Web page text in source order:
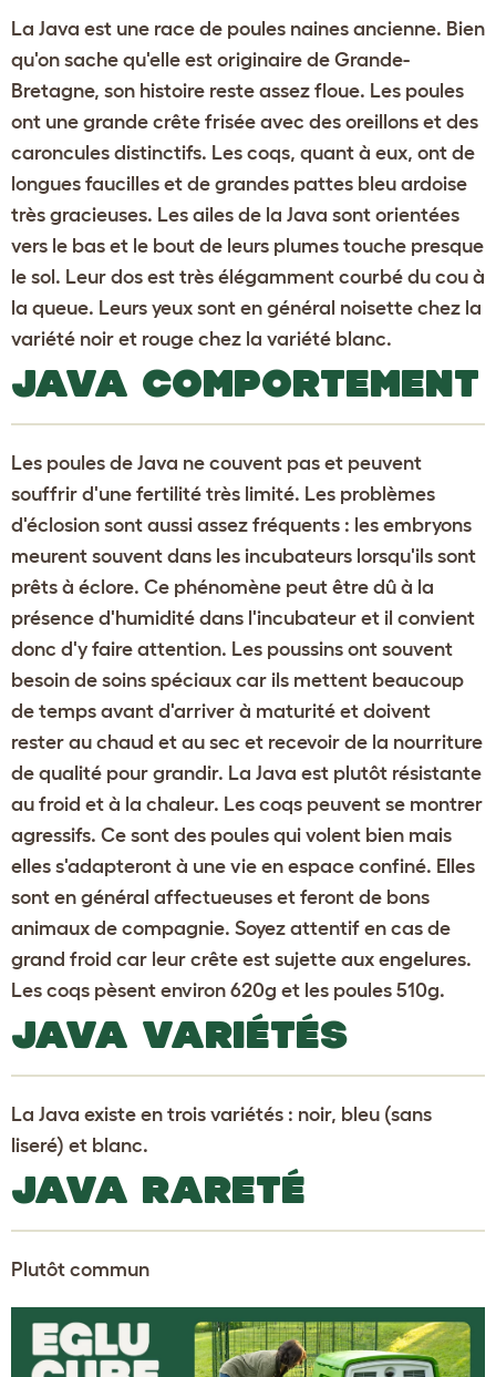
La Java est une race de poules naines ancienne. Bien
qu'on sache qu'elle est originaire de Grande-
Bretagne, son histoire reste assez floue. Les poules
ont une grande crête frisée avec des oreillons et des
caroncules distinctifs. Les coqs, quant à eux, ont de
longues faucilles et de grandes pattes bleu ardoise
très gracieuses. Les ailes de la Java sont orientées
vers le bas et le bout de leurs plumes touche presque
le sol. Leur dos est très élégamment courbé du cou à
la queue. Leurs yeux sont en général noisette chez la
variété noir et rouge chez la variété blanc.
JAVA COMPORTEMENT
Les poules de Java ne couvent pas et peuvent
souffrir d'une fertilité très limité. Les problèmes
d'éclosion sont aussi assez fréquents : les embryons
meurent souvent dans les incubateurs lorsqu'ils sont
prêts à éclore. Ce phénomène peut être dû à la
présence d'humidité dans l'incubateur et il convient
donc d'y faire attention. Les poussins ont souvent
besoin de soins spéciaux car ils mettent beaucoup
de temps avant d'arriver à maturité et doivent
rester au chaud et au sec et recevoir de la nourriture
de qualité pour grandir. La Java est plutôt résistante
au froid et à la chaleur. Les coqs peuvent se montrer
agressifs. Ce sont des poules qui volent bien mais
elles s'adapteront à une vie en espace confiné. Elles
sont en général affectueuses et feront de bons
animaux de compagnie. Soyez attentif en cas de
grand froid car leur crête est sujette aux engelures.
Les coqs pèsent environ 620g et les poules 510g.
JAVA VARIÉTÉS
La Java existe en trois variétés : noir, bleu (sans
liseré) et blanc.
JAVA RARETÉ
Plutôt commun